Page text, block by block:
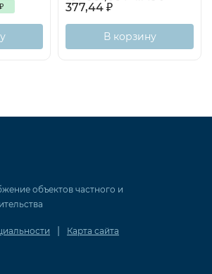
₽
377,44 ₽
В корзину
объектов частного и
| Карта сайта